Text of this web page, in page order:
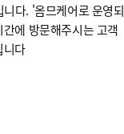
다. '옴므케어로 운영되
에 방문해주시는 고객
니다